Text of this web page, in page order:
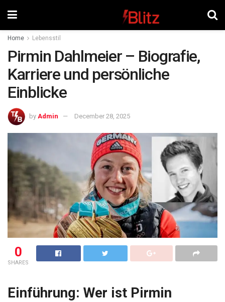
Home Lebensstil
Pirmin Dahlmeier – Biografie,
Karriere und persönliche
Einblicke
by Admin December 28, 2025
0
SHARES
Einführung: Wer ist Pirmin